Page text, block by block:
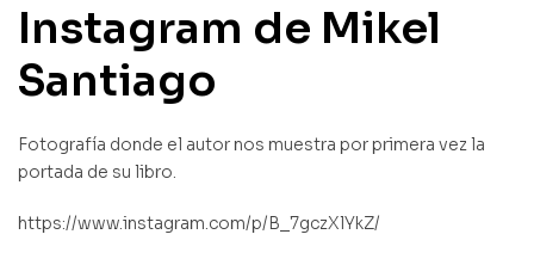
Instagram de Mikel
Santiago
Fotografía donde el autor nos muestra por primera vez la
portada de su libro.
https://www.instagram.com/p/B_7gczXlYkZ/